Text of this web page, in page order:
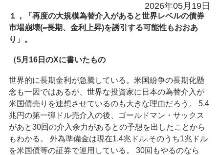
2026年05月19日
１，「再度の大規模為替介入があると世界レベルの債券
市場崩壊(=長期、金利上昇)を誘引する可能性もおおあ
り」。
（5月16日のXに書いたもの
世界的に長期金利が急騰している。米国紛争の長期化懸
念も一因ではあるが、世界な投資家に日本の為替介入が
米国債売りを連想させているのも大きな理由だろう。 5.4
兆円の第一弾ドル売介入の後、ゴールドマン・サックス
があと30回の介入余力があるとの予想を出したことから
もわかる。 外為準備金は現在1.4兆ドル.そのうち1兆ドル
を米国債等の証券で運用している。 30回もやるのなら